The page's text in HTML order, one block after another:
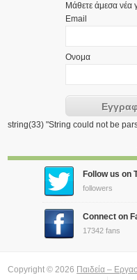
Μάθετε άμεσα νέα
Email
Ονομα
string(33) "String could not be
Follow us on
followers
Connect on
17342 fans
Copyright © 2026 Παιδεία –